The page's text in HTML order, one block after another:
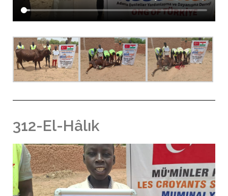
312-El-Hâlık